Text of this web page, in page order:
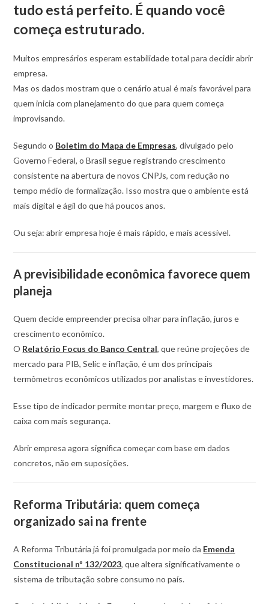
tudo está perfeito. É quando você
começa estruturado.
Muitos empresários esperam estabilidade total para decidir abrir
empresa.
Mas os dados mostram que o cenário atual é mais favorável para
quem inicia com planejamento do que para quem começa
improvisando.
Segundo o Boletim do Mapa de Empresas, divulgado pelo
Governo Federal, o Brasil segue registrando crescimento
consistente na abertura de novos CNPJs, com redução no
tempo médio de formalização. Isso mostra que o ambiente está
mais digital e ágil do que há poucos anos.
Ou seja: abrir empresa hoje é mais rápido, e mais acessível.
A previsibilidade econômica favorece quem
planeja
Quem decide empreender precisa olhar para inflação, juros e
crescimento econômico.
O Relatório Focus do Banco Central, que reúne projeções de
mercado para PIB, Selic e inflação, é um dos principais
termômetros econômicos utilizados por analistas e investidores.
Esse tipo de indicador permite montar preço, margem e fluxo de
caixa com mais segurança.
Abrir empresa agora significa começar com base em dados
concretos, não em suposições.
Reforma Tributária: quem começa
organizado sai na frente
A Reforma Tributária já foi promulgada por meio da Emenda
Constitucional nº 132/2023, que altera significativamente o
sistema de tributação sobre consumo no país.